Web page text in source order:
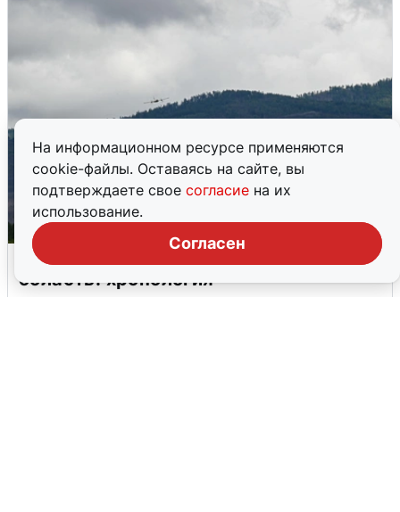
На информационном ресурсе применяются
cookie-файлы. Оставаясь на сайте, вы
подтверждаете свое согласие на их
использование.
Согласен
Ночная атака БПЛА на Самарскую
область: хронология